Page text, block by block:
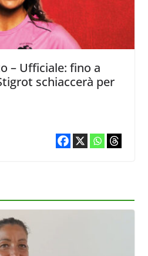
– Ufficiale: fino a
schiaccerà per